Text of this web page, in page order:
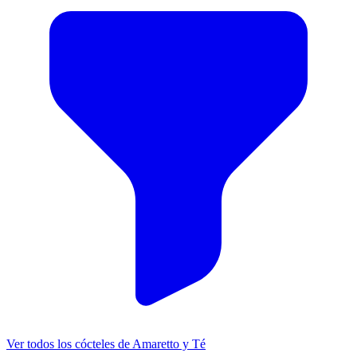
Ver todos los cócteles de Amaretto y Té